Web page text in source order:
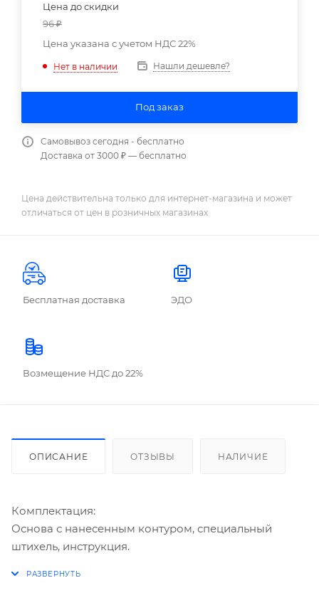
Цена до скидки
96₽
Цена указана с учетом НДС 22%
Нет в наличии Нашли дешевле?
Под заказ
Самовывоз сегодня - бесплатно
Доставка от 3000 ₽ — бесплатно
Цена действительна только для интернет-магазина и может
отличаться от цен в розничных магазинах
Бесплатная доставка ЭДО
Возмещение НДС до 22%
ОПИСАНИЕ ОТЗЫВЫ НАЛИЧИЕ
Комплектация:
Основа с нанесенным контуром, специальный
штихель, инструкция.